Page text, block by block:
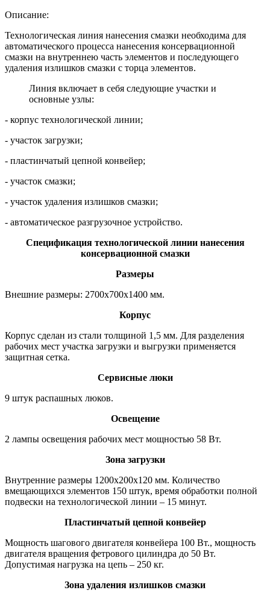
Описание:
Технологическая линия нанесения смазки необходима для
автоматического процесса нанесения консервационной
смазки на внутреннею часть элементов и последующего
удаления излишков смазки с торца элементов.
Линия включает в себя следующие участки и
основные узлы:
- корпус технологической линии;
- участок загрузки;
- пластинчатый цепной конвейер;
- участок смазки;
- участок удаления излишков смазки;
- автоматическое разгрузочное устройство.
Спецификация технологической линии нанесения
консервационной смазки
Размеры
Внешние размеры: 2700х700х1400 мм.
Корпус
Корпус сделан из стали толщиной 1,5 мм. Для разделения
рабочих мест участка загрузки и выгрузки применяется
защитная сетка.
Сервисные люки
9 штук распашных люков.
Освещение
2 лампы освещения рабочих мест мощностью 58 Вт.
Зона загрузки
Внутренние размеры 1200х200х120 мм. Количество
вмещающихся элементов 150 штук, время обработки полной
подвески на технологической линии – 15 минут.
Пластинчатый цепной конвейер
Мощность шагового двигателя конвейера 100 Вт., мощность
двигателя вращения фетрового цилиндра до 50 Вт.
Допустимая нагрузка на цепь – 250 кг.
Зона удаления излишков смазки